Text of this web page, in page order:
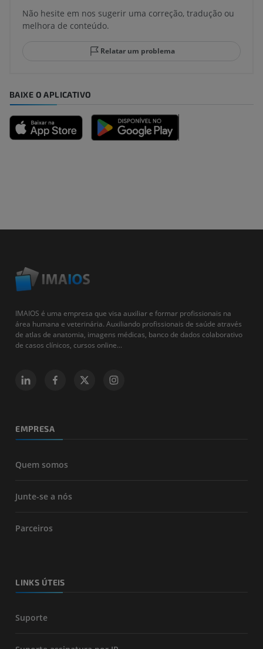
Não hesite em nos sugerir uma correção, tradução ou
melhora de conteúdo.
Relatar um problema
BAIXE O APLICATIVO
IMAIOS é uma empresa que visa auxiliar e formar profissionais na
área humana e veterinária. Auxiliando profissionais de saúde através
de atlas de anatomia, imagens médicas, banco de dados colaborativo
de casos clínicos, cursos online...
EMPRESA
Quem somos
Junte-se a nós
Parceiros
LINKS ÚTEIS
Suporte